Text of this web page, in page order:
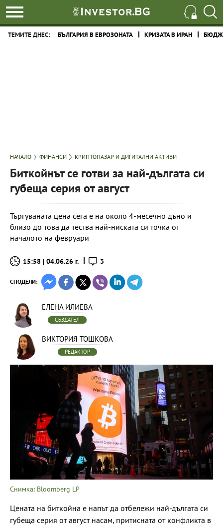
ТЕМИТЕ ДНЕС: БЪЛГАРИЯ В ЕВРОЗОНАТА КРИЗАТА В ИРАН
НАЧАЛО ФИНАНСИ КРИПТОПАЗАР И ДИГИТАЛНИ АКТИВИ
Биткойнът се готви за най-дългата си
губеща серия от август
Търгуваната цена сега е на около 4-месечно дъно и
близо до това да тества най-ниската си точка от
началото на февруари
15:58 | 04.06.26 г. 3
СПОДЕЛИ:
ЕЛЕНА ИЛИЕВА
СЪЗДАТЕЛ
ВИКТОРИЯ ТОШКОВА
РЕДАКТОР
Снимка: Bloomberg LP
Цената на биткойна е напът да отбележи най-дългата си
губеща серия от август насам, притисната от конфликта в